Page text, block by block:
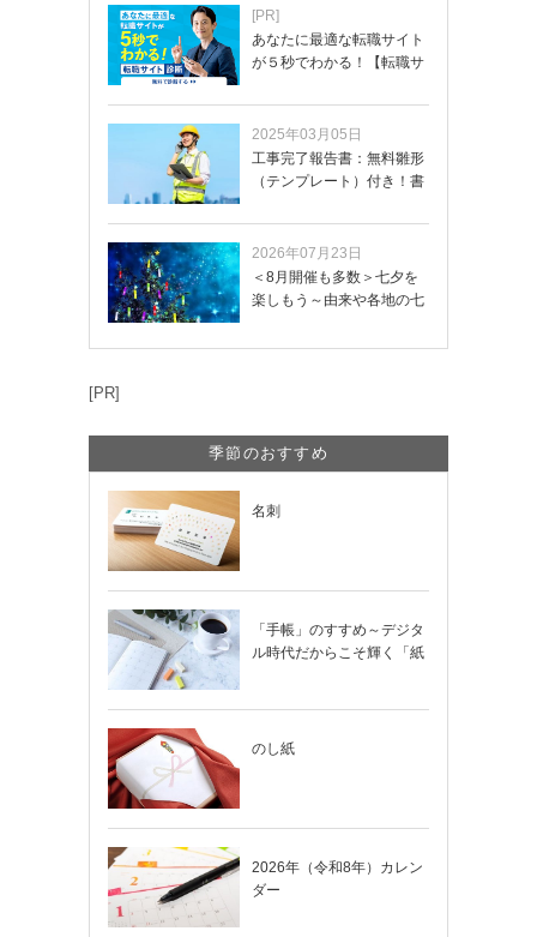
[PR]
あなたに最適な転職サイト
が５秒でわかる！【転職サ
2025年03月05日
工事完了報告書：無料雛形
（テンプレート）付き！書
2026年07月23日
＜8月開催も多数＞七夕を
楽しもう～由来や各地の七
[PR]
季節のおすすめ
名刺
「手帳」のすすめ～デジタ
ル時代だからこそ輝く「紙
のし紙
2026年（令和8年）カレン
ダー